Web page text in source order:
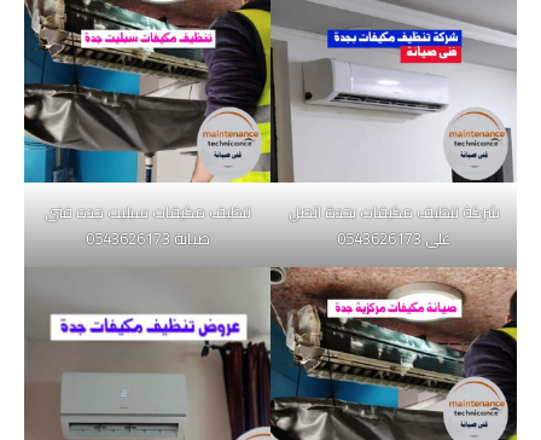
شركة تنظيف مكيفات بجدة اتصل
على 0543626173
تنظيف مكيفات سبليت جده فنى
صيانة 0543626173